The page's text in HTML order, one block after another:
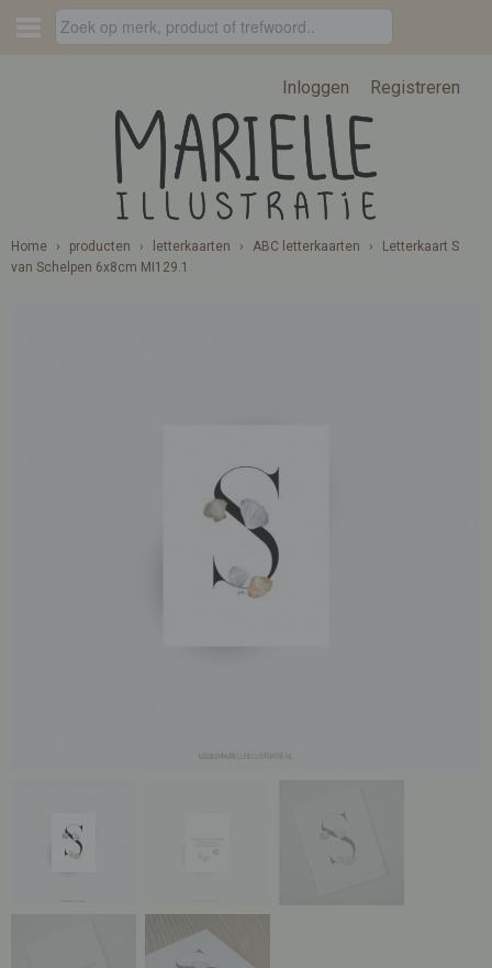
Inloggen Registreren
Home › producten › letterkaarten › ABC letterkaarten ›
Letterkaart S
van Schelpen 6x8cm MI129.1